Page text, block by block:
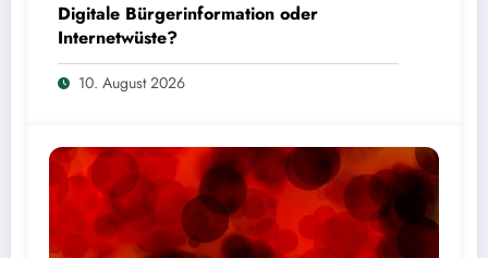
Digitale Bürgerinformation oder
Internetwüste?
10. August 2026